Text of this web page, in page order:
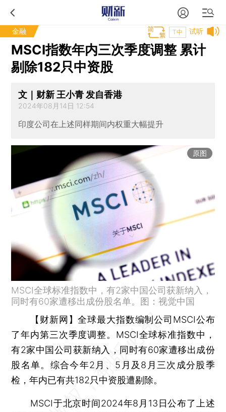
金融 试听
T中
MSCI指数年内三次季度调整 累计
剔除182只中资股
文｜财新 王小青 发自香港
2024年08月14日 12:54
印度公司在上述同样期间内权重大幅提升
原图
MSCI全球标准指数中，有2家中国公司获新纳入，
同时有60家遭移出成份股名单。图：视觉中国
【财新网】全球最大指数编制公司MSCI公布
了年内第三次季度调整。MSCI全球标准指数中，
有2家中国公司获新纳入，同时有60家遭移出成份
股名单。综合今年2月、5月及8月三次成分股季
检，年内已有共182只中资股遭剔除。
MSCI于北京时间2024年8月13日公布了上述